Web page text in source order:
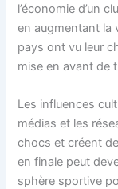
l’économie d’un
en augmentant la
pays ont vu leur
mise en avant de
Les influences
médias et les
chocs et créent
en finale peut
sphère sportive